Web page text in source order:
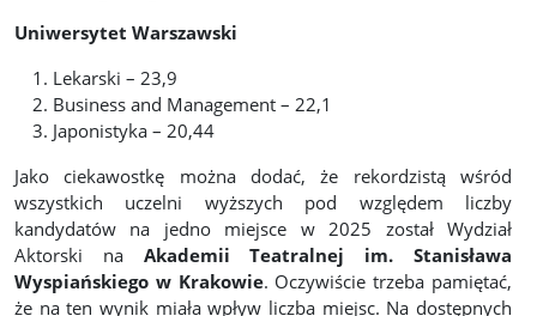
Uniwersytet Warszawski
Lekarski – 23,9
Business and Management – 22,1
Japonistyka – 20,44
Jako ciekawostkę można dodać, że rekordzistą wśród
wszystkich uczelni wyższych pod względem liczby
kandydatów na jedno miejsce w 2025 został Wydział
Aktorski na Akademii Teatralnej im. Stanisława
Wyspiańskiego w Krakowie. Oczywiście trzeba pamiętać,
że na ten wynik miała wpływ liczba miejsc. Na dostępnych